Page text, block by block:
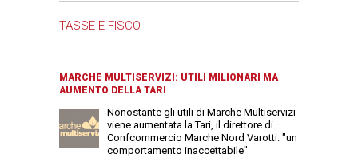
TASSE E FISCO
MARCHE MULTISERVIZI: UTILI MILIONARI MA
AUMENTO DELLA TARI
Nonostante gli utili di Marche Multiservizi
viene aumentata la Tari, il direttore di
Confcommercio Marche Nord Varotti: "un
comportamento inaccettabile"